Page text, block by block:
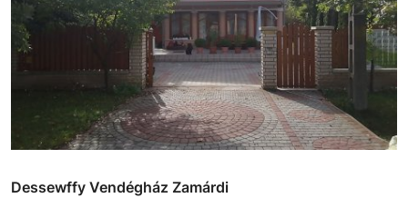
Dessewffy Vendégház Zamárdi